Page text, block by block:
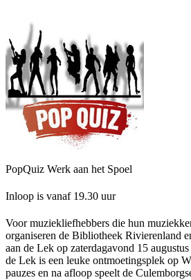
PopQuiz Werk aan het Spoel
Inloop is vanaf 19.30 uur
Voor muziekliefhebbers die hun
organiseren de Bibliotheek Rivierenland
aan de Lek op zaterdagavond 15
de Lek is een leuke ontmoetingsplek op
pauzes en na afloop speelt de